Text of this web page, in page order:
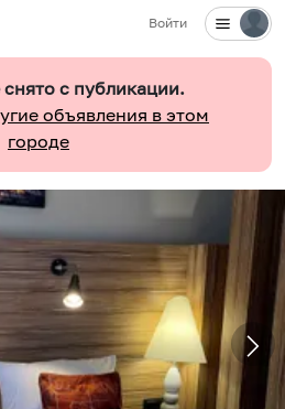
Войти
с публикации.
объявления в этом
городе